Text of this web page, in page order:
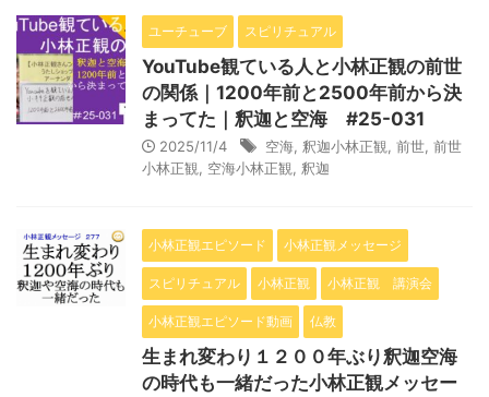
ユーチューブ スピリチュアル
YouTube観ている人と小林正観の前世
の関係｜1200年前と2500年前から決
まってた｜釈迦と空海 #25-031
2025/11/4 空海 釈迦小林正観 前世 前世
小林正観
空海小林正観 釈迦
小林正観エピソード 小林正観メッセージ
スピリチュアル 小林正観 小林正観 講演会
小林正観エピソード動画 仏教
生まれ変わり１２００年ぶり釈迦空海
の時代も一緒だった小林正観メッセー